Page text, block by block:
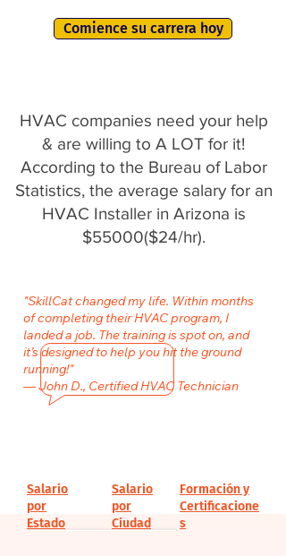
Comience su carrera hoy
HVAC companies need your help
& are willing to A LOT for it!
According to the Bureau of Labor
Statistics, the average salary for an
HVAC Installer in Arizona is
$55000($24/hr).
"SkillCat changed my life. Within months
of completing their HVAC program, I
landed a job. The training is spot on, and
it’s designed to help you hit the ground
running!"
— John D., Certified HVAC Technician
Salario
por
Estado
Salario
por
Ciudad
Formación y
Certificacione
s